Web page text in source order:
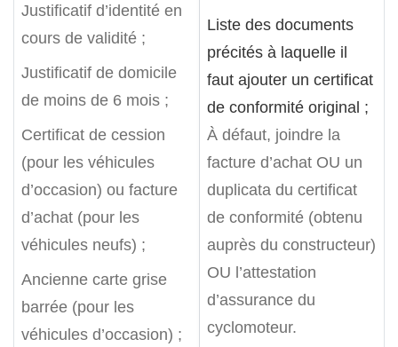
Justificatif d’identité en
cours de validité ;
Justificatif de domicile
de moins de 6 mois ;
Certificat de cession
(pour les véhicules
d’occasion) ou facture
d’achat (pour les
véhicules neufs) ;
Ancienne carte grise
barrée (pour les
véhicules d’occasion) ;
Liste des documents
précités à laquelle il
faut ajouter un certificat
de conformité original ;
À défaut, joindre la
facture d’achat OU un
duplicata du certificat
de conformité (obtenu
auprès du constructeur)
OU l’attestation
d’assurance du
cyclomoteur.